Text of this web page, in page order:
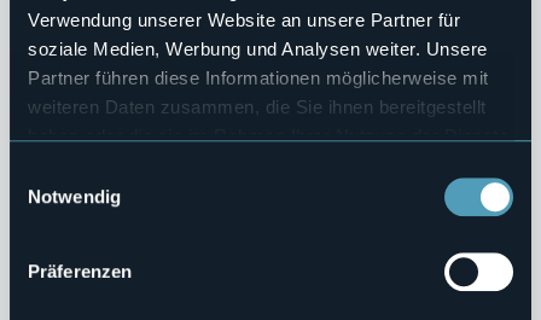
Verwendung unserer Website an unsere Partner für
soziale Medien, Werbung und Analysen weiter. Unsere
Partner führen diese Informationen möglicherweise mit
weiteren Daten zusammen, die Sie ihnen bereitgestellt
haben oder die sie im Rahmen Ihrer Nutzung der Dienste
Notwendig
Präferenzen
Denkmäler
Torre Ferrerio
Sehenswürdigkeiten
0
Denkmäler